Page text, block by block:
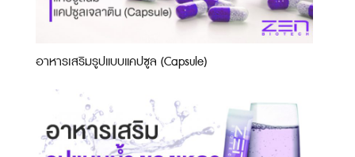
อาหารเสริมรูปแบบแคปซูล (Capsule)